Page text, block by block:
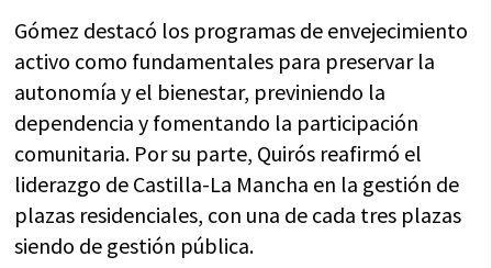
Gómez destacó los programas de envejecimiento
activo como fundamentales para preservar la
autonomía y el bienestar, previniendo la
dependencia y fomentando la participación
comunitaria. Por su parte, Quirós reafirmó el
liderazgo de Castilla-La Mancha en la gestión de
plazas residenciales, con una de cada tres plazas
siendo de gestión pública.